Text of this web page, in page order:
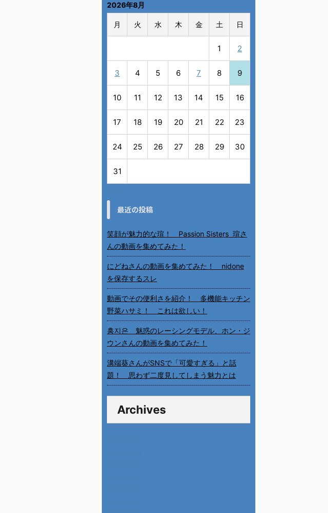
2026年8月
月 火 水 木 金 土 日
1 2
3 4 5 6 7 8 9
10 11 12 13 14 15 16
17 18 19 20 21 22 23
24 25 26 27 28 29 30
31
最近の投稿
笑顔が魅力的な瑄！ Passion Sisters 瑄さ
んの動画を集めてみた！
にどねさんの動画を集めてみた！ nidone
を保存するスレ
動画でその便利さを紹介！ 多機能キッチン
野菜ハサミ！ これは欲しい！
홍지은 魅惑のレーシングモデル、ホン・ジ
ウンさんの動画を集めてみた！
溝端葵さんがSNSで「可愛すぎる」と話
題！ 思わず二度見してしまう魅力とは
Archives